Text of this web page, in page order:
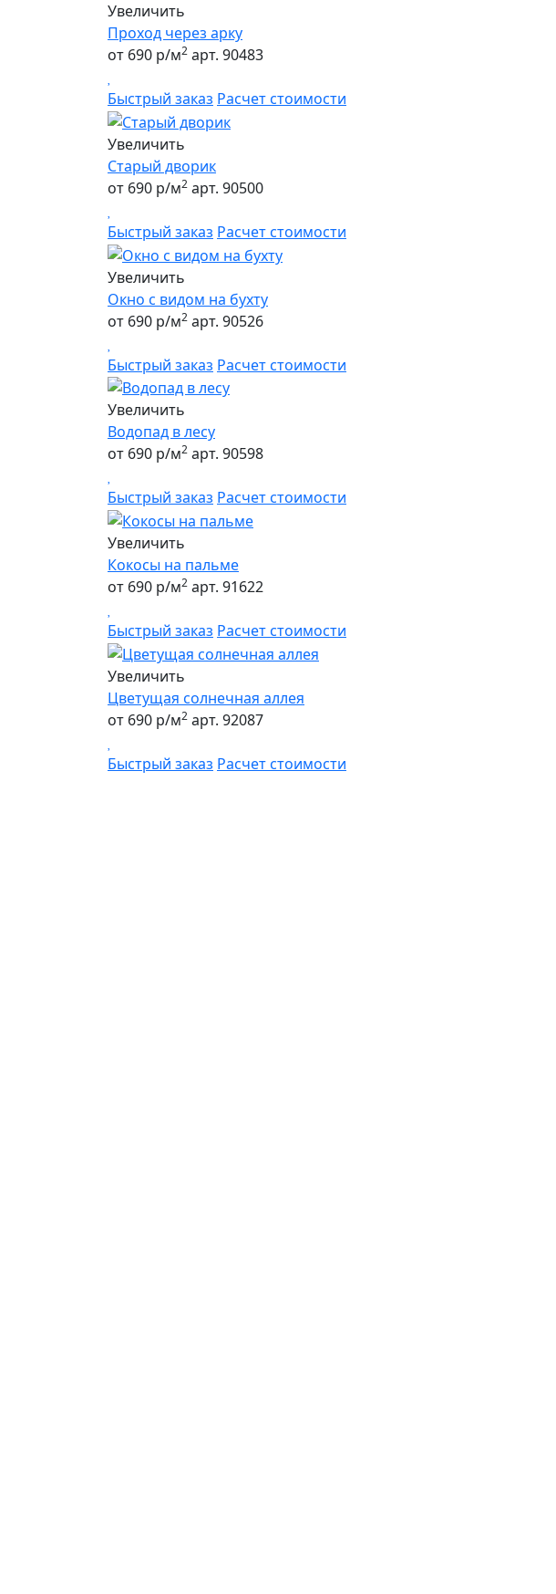
Увеличить
Проход через арку
от 690 р/м2 арт. 90483
Быстрый заказ Расчет стоимости
Увеличить
Старый дворик
от 690 р/м2 арт. 90500
Быстрый заказ Расчет стоимости
Увеличить
Окно с видом на бухту
от 690 р/м2 арт. 90526
Быстрый заказ Расчет стоимости
Увеличить
Водопад в лесу
от 690 р/м2 арт. 90598
Быстрый заказ Расчет стоимости
Увеличить
Кокосы на пальме
от 690 р/м2 арт. 91622
Быстрый заказ Расчет стоимости
Увеличить
Цветущая солнечная аллея
от 690 р/м2 арт. 92087
Быстрый заказ Расчет стоимости